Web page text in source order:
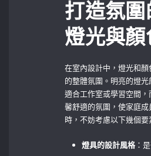
打造氛圍
燈光與顏
在室內設計中，燈光和
的整體氛圍。明亮的燈
適合工作室或學習空間
馨舒適的氛圍，使家庭
時，不妨考慮以下幾個要
燈具的設計風格 ：